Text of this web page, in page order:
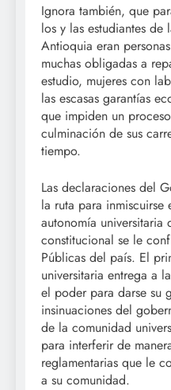
Ignora también, que
los y las estudiantes de
Antioquia eran
muchas obligadas a
estudio, mujeres con
las escasas garantías
que impiden un
culminación de sus
tiempo.
Las declaraciones del
la ruta para inmiscuirse
autonomía universitaria
constitucional se le
Públicas del país. El
universitaria entrega a
el poder para darse su
insinuaciones del
de la comunidad
para interferir de
reglamentarias que le
a su comunidad.